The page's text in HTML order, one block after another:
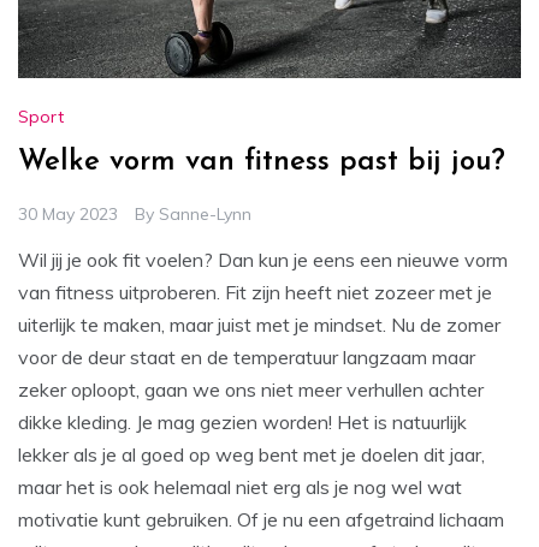
Sport
Welke vorm van fitness past bij jou?
30 May 2023 By Sanne-Lynn
Wil jij je ook fit voelen? Dan kun je eens een nieuwe vorm
van fitness uitproberen. Fit zijn heeft niet zozeer met je
uiterlijk te maken, maar juist met je mindset. Nu de zomer
voor de deur staat en de temperatuur langzaam maar
zeker oploopt, gaan we ons niet meer verhullen achter
dikke kleding. Je mag gezien worden! Het is natuurlijk
lekker als je al goed op weg bent met je doelen dit jaar,
maar het is ook helemaal niet erg als je nog wel wat
motivatie kunt gebruiken. Of je nu een afgetraind lichaam